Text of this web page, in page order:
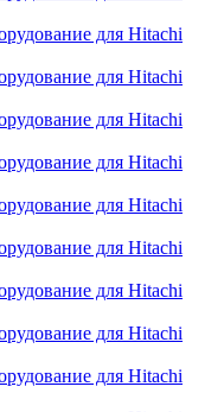
для Hitachi
для Hitachi
для Hitachi
для Hitachi
для Hitachi
для Hitachi
для Hitachi
для Hitachi
для Hitachi